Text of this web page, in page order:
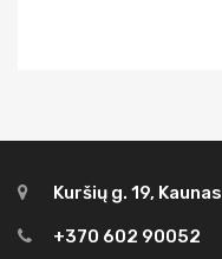
Kuršių g. 19, Kaunas
+370 602 90052